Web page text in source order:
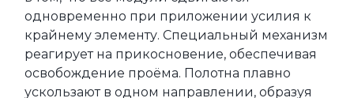
одновременно при приложении усилия к
крайнему элементу. Специальный механизм
реагирует на прикосновение, обеспечивая
освобождение проёма. Полотна плавно
ускользают в одном направлении, образуя